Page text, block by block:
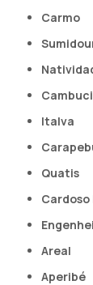
Carmo
Cambuci
Italva
Quatis
Areal
Aperibé